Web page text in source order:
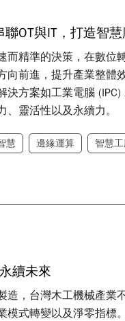
OT與IT，打造智
而精準的決策，在數
向前進，提升產業整體
方案如工業電腦
靈活性以及永續力。
慧 邊緣運算 智慧
續未來
造，台灣木工機械產
模式轉變以及淨零指